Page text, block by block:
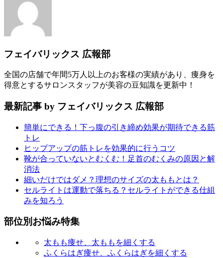
フェイバリックス 広報部
全国の店舗で年間5万人以上のお客様の実績があり、痩身を
得意とするサロンスタッフが美容の豆知識を更新中！
最新記事 by フェイバリックス 広報部
簡単にできる！下っ腹の引き締め効果が期待できる筋
トレ
ヒップアップの筋トレを効果的に行うコツ
靴が合っていないとむくむ！足首のむくみの原因と解
消法
細いだけではダメ？理想のサイズの太ももとは？
セルライトは運動で落ちる？セルライトができる仕組
みを知ろう
部位別お悩み特集
太もも痩せ、太ももを細くする
ふくらはぎ痩せ、ふくらはぎを細くする